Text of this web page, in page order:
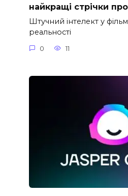
найкращі стрічки
Штучний інтелект у
реальності
0 11